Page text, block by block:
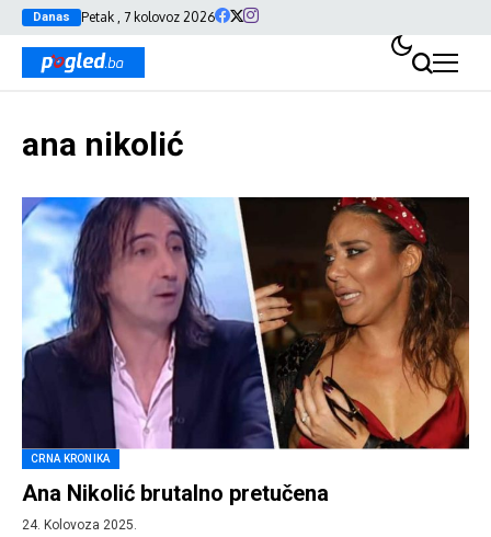
Danas Petak , 7 kolovoz 2026
ana nikolić
CRNA KRONIKA
Ana Nikolić brutalno pretučena
24. Kolovoza 2025.